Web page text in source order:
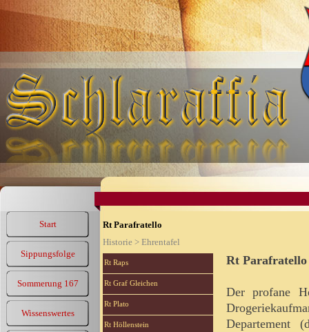
Start
Sippungsfolge
Sommerung 167
Wissenswertes
Rt Parafratello
Historie > Ehrentafel
Rt Raps
Rt Graf Gleichen
Rt Plato
Rt Höllenstein
Rt
Der profane
Departement